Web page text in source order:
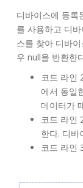
디바이스에 등록
를 사용하고 디
스를 찾아 디바
우 null을 반환한
코드 라인
에서 동일
데이터가
코드 라인
한다. 디바
코드 라인